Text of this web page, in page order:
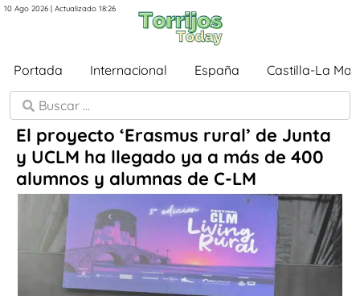
10 Ago 2026 | Actualizado 18:26
Portada Internacional España Castilla-La
El proyecto ‘Erasmus rural’ de Junta
y UCLM ha llegado ya a más de 400
alumnos y alumnas de C-LM